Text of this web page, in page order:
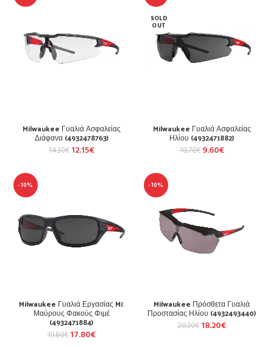
Milwaukee Γυαλιά Ασφαλείας
Διάφανα (4932478763)
14.30€ 12.15€
SOLD
OUT
Milwaukee Γυαλιά Ασφαλείας
Ηλίου (4932471882)
10.70€ 9.60€
-10%
Milwaukee Γυαλιά Εργασίας Mε
Μαύρους Φακούς Φιμέ
(4932471884)
19.80€ 17.80€
-10%
Milwaukee Πρόσθετα Γυαλιά
Προστασίας Ηλίου (4932493440)
20.30€ 18.20€